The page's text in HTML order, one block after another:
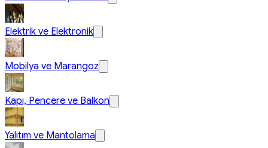
Elektrik ve Elektronik
Mobilya ve Marangoz
Kapı, Pencere ve Balkon
Yalıtım ve Mantolama